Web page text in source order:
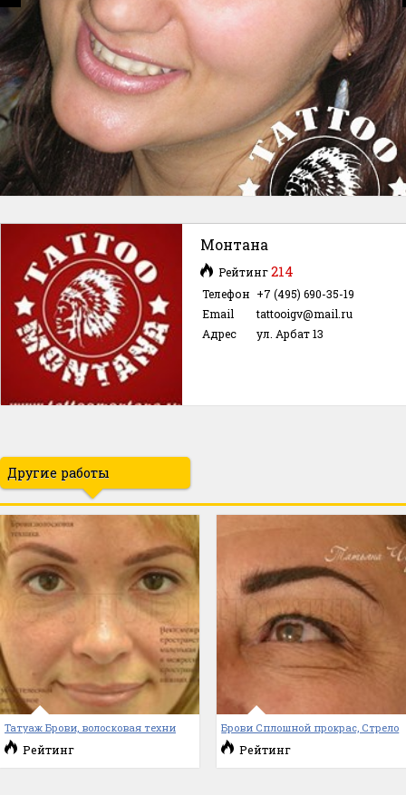
Монтана
Рейтинг214
Телефон +7 (495) 690-35-19
Email
tattooigv@mail.ru
Адрес
ул. Арбат 13
Другие работы
Татуаж Брови, волосковая техни
Рейтинг
Брови Сплошной прокрас, Стрело
Рейтинг